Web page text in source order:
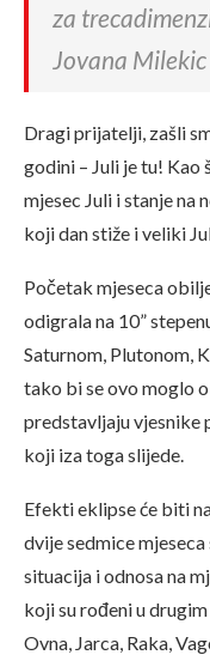
za
Jovana
Dragi prijatelji, zašli
godini – Juli je tu! Kao
mjesec Juli i stanje na
koji dan stiže i veliki
Početak mjeseca
odigrala na 10”
Saturnom, Plutonom,
tako bi se ovo moglo
predstavljaju vjesnike
koji iza toga slijede.
Efekti eklipse će biti
dvije sedmice
situacija i odnosa na
koji su rođeni u
Ovna, Jarca, Raka,